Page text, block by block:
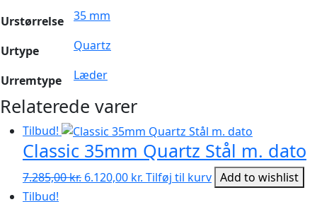
Urstørrelse 35 mm
Urtype Quartz
Urremtype Læder
Relaterede varer
Tilbud!
Classic 35mm Quartz Stål m. dato
7.285,00kr. Den
6.120,00 kr. Den
Tilføj til kurv Add to wishlist
Tilbud!